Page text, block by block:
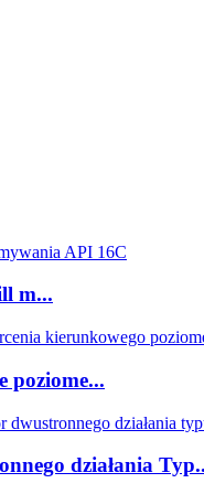
m...
poziome...
działania